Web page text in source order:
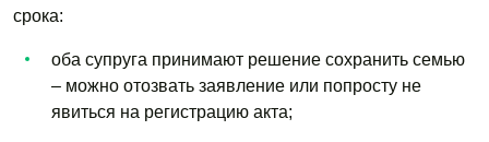
срока:
оба супруга принимают решение сохранить семью
– можно отозвать заявление или попросту не
явиться на регистрацию акта;